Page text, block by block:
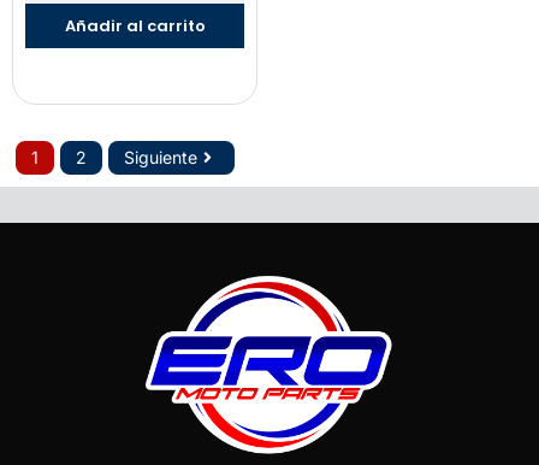
Añadir al carrito
1 2 Siguiente